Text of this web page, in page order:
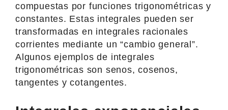
compuestas por funciones trigonométricas y
constantes. Estas integrales pueden ser
transformadas en integrales racionales
corrientes mediante un “cambio general”.
Algunos ejemplos de integrales
trigonométricas son senos, cosenos,
tangentes y cotangentes.